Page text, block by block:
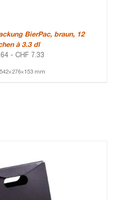
BierPac, braun, 12
à 3.3 dl
- CHF 7.33
mm